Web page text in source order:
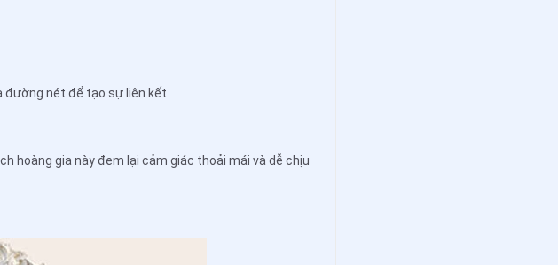
đường nét để tạo sự liên kết
hoàng gia này đem lại cảm giác thoải mái và dễ chịu